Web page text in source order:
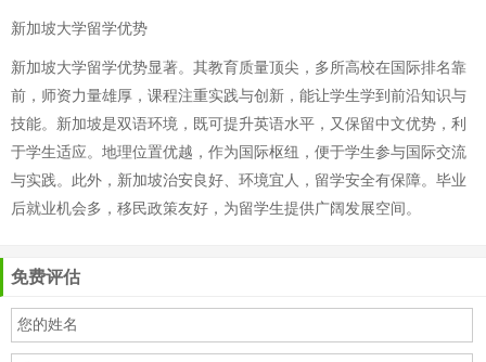
新加坡大学留学优势
新加坡大学留学优势显著。其教育质量顶尖，多所高校在国际排名靠
前，师资力量雄厚，课程注重实践与创新，能让学生学到前沿知识与
技能。新加坡是双语环境，既可提升英语水平，又保留中文优势，利
于学生适应。地理位置优越，作为国际枢纽，便于学生参与国际交流
与实践。此外，新加坡治安良好、环境宜人，留学安全有保障。毕业
后就业机会多，移民政策友好，为留学生提供广阔发展空间。
免费评估